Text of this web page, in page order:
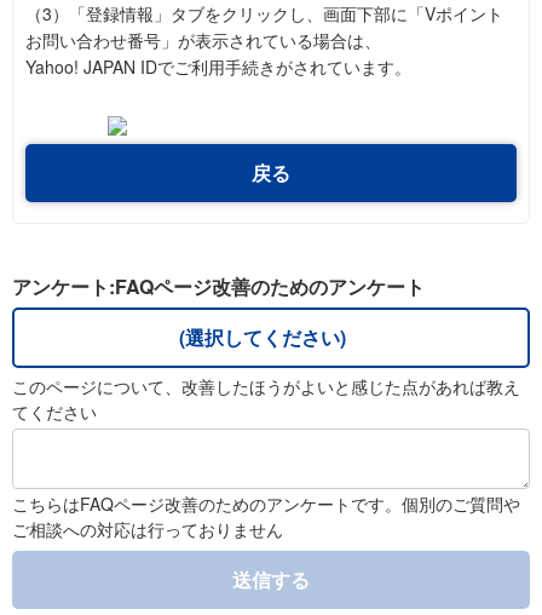
（3）「登録情報」タブをクリックし、画面下部に「Vポイント
お問い合わせ番号」が表示されている場合は、
Yahoo! JAPAN IDでご利用手続きがされています。
戻る
アンケート:FAQページ改善のためのアンケート
(選択してください)
このページについて、改善したほうがよいと感じた点があれば教え
てください
こちらはFAQページ改善のためのアンケートです。個別のご質問や
ご相談への対応は行っておりません
送信する